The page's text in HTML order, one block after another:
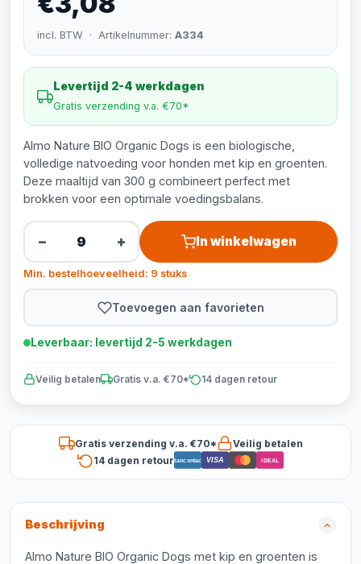
incl. BTW · Artikelnummer: A334
Levertijd 2-4 werkdagen
Gratis verzending v.a. €70*
Almo Nature BIO Organic Dogs is een biologische,
volledige natvoeding voor honden met kip en groenten.
Deze maaltijd van 300 g combineert perfect met
brokken voor een optimale voedingsbalans.
− + In winkelwagen
Min. bestelhoeveelheid: 9 stuks
Toevoegen aan favorieten
Leverbaar: levertijd 2-5 werkdagen
Veilig betalen Gratis v.a. €70* 14 dagen retour
Gratis verzending v.a. €70*
Veilig betalen
14 dagen retourBancontact VISA iDEAL
Beschrijving
Almo Nature BIO Organic Dogs met kip en groenten is